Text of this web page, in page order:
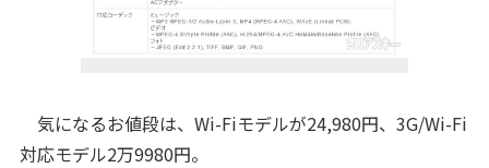
気になるお値段は、Wi-Fiモデルが24,980円、3G/Wi-Fi
対応モデル2万9980円。